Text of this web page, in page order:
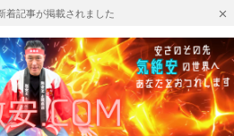
着記事が掲載されました